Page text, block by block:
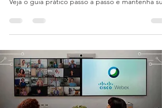
20 de ago. de 2024 3 min de leitura
Como faço para gerar um novo
certificado SSL do meu firewall
SonicWall?
Descubra como gerar um novo certificado SSL no
seu firewall SonicWall de forma simples e segura.
Veja o guia prático passo a passo e mantenha sua
rede protegida!